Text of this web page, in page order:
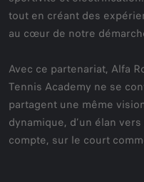
tout en créant des
au cœur de notre
Avec ce partenariat, Alfa
Tennis Academy ne se
partagent une même
dynamique, d’un élan
compte, sur le court